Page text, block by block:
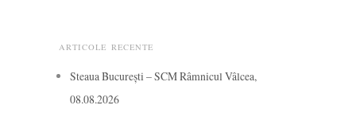
ARTICOLE RECENTE
Steaua București – SCM Râmnicul Vâlcea,
08.08.2026